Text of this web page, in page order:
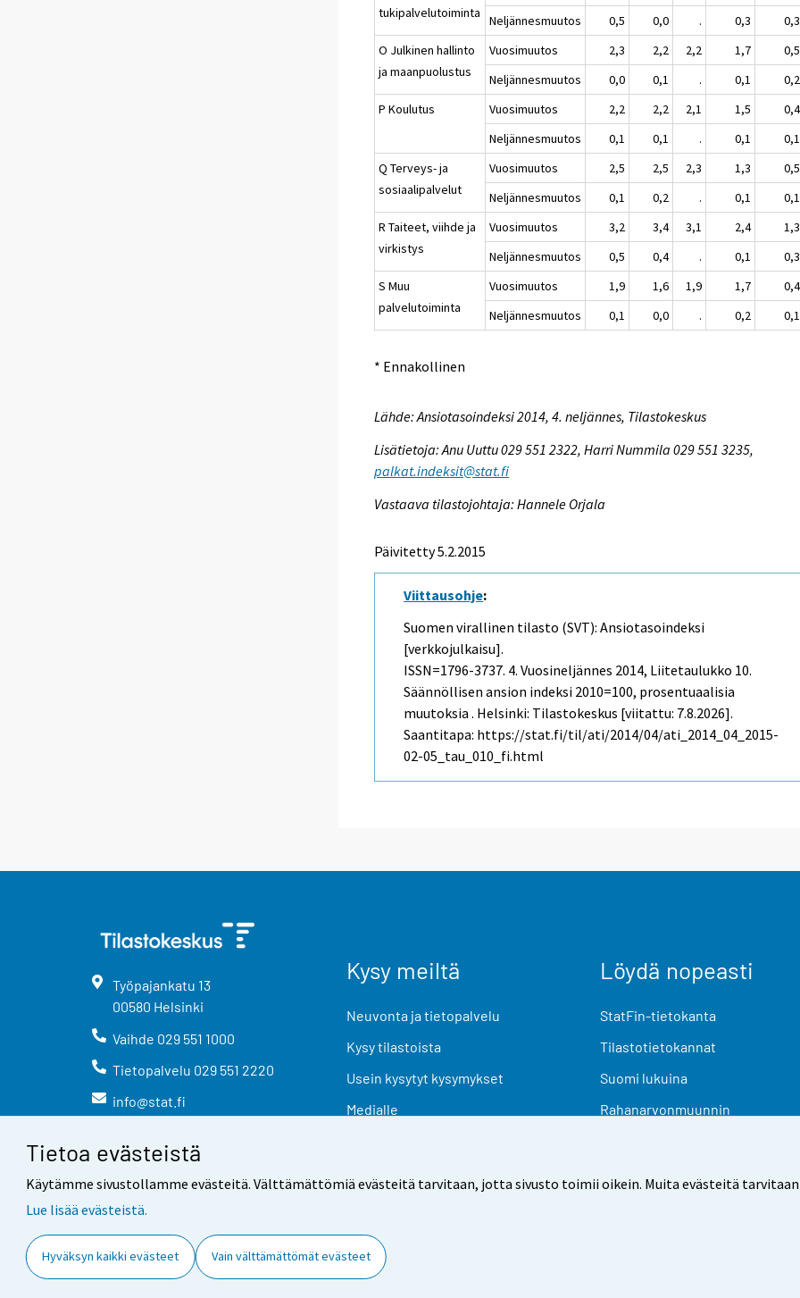
Tietoa evästeistä
Käytämme sivustollamme evästeitä. Välttämättömiä evästeitä tarvitaan, jotta sivusto toimii oikein. Muita evästeitä
Lue lisää evästeistä.
Hyväksyn kaikki evästeet Vain välttämättömät evästeet
tukipalvelutoiminta
Neljännesmuutos
0,5 0,0 . 0,3 0,3
O Julkinen hallinto
ja maanpuolustus
Vuosimuutos 2,3 2,2 2,2 1,7 0,5
Neljännesmuutos
0,0 0,1 . 0,1 0,2
P Koulutus
Vuosimuutos 2,2 2,2 2,1 1,5 0,4
Neljännesmuutos
0,1 0,1 . 0,1 0,1
Q Terveys- ja
sosiaalipalvelut
Vuosimuutos 2,5 2,5 2,3 1,3 0,5
Neljännesmuutos
0,1 0,2 . 0,1 0,1
R Taiteet, viihde ja
virkistys
Vuosimuutos 3,2 3,4 3,1 2,4 1,3
Neljännesmuutos
0,5 0,4 . 0,1 0,3
S Muu
palvelutoiminta
Vuosimuutos 1,9 1,6 1,9 1,7 0,4
Neljännesmuutos
0,1 0,0 . 0,2 0,1
* Ennakollinen
Lähde: Ansiotasoindeksi 2014, 4. neljännes, Tilastokeskus
Lisätietoja: Anu Uuttu 029 551 2322, Harri Nummila 029 551 3235,
palkat.indeksit@stat.fi
Vastaava tilastojohtaja: Hannele Orjala
Päivitetty 5.2.2015
Viittausohje:
Suomen virallinen tilasto (SVT): Ansiotasoindeksi
[verkkojulkaisu].
ISSN=1796-3737. 4. Vuosineljännes 2014, Liitetaulukko 10.
Säännöllisen ansion indeksi 2010=100, prosentuaalisia
muutoksia . Helsinki: Tilastokeskus [viitattu: 7.8.2026].
Saantitapa: https://stat.fi/til/ati/2014/04/ati_2014_04_2015-
02-05_tau_010_fi.html
Työpajankatu 13
00580 Helsinki
Vaihde 029 551 1000
Tietopalvelu 029 551 2220
info@stat.fi
Kysy meiltä
Neuvonta ja tietopalvelu
Kysy tilastoista
Usein kysytyt kysymykset
Medialle
Löydä nopeasti
StatFin-tietokanta
Tilastotietokannat
Suomi lukuina
Rahanarvonmuunnin
Yhteystiedot Palaute